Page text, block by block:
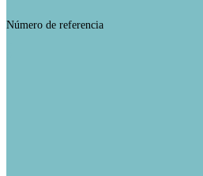
Número de referencia